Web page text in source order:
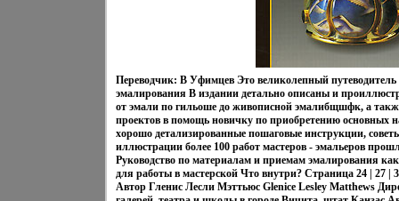
Переводчик: В Уфимцев Это великолепный путеводитель
эмалирования В издании детально описаны и
от эмали по гильоше до живописной эмалибщшфк, а
проектов в помощь новичку по приобретению основных
хорошо детализированные пошаговые инструкции,
иллюстрации более 100 работ мастеров - эмальеров
Руководство по материалам и приемам эмалирования
для работы в мастерской Что внутри? Страница 24 | 27 |
Автор Гленис Лесли Мэттьюс Glenice Lesley Matthews